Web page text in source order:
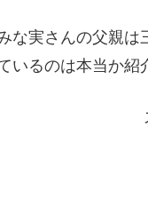
な実さんの父親
いるのは本当か紹